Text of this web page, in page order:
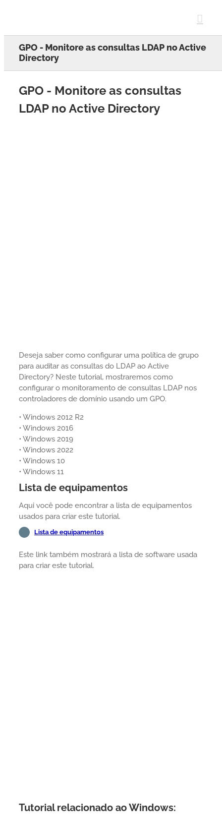
GPO - Monitore as consultas LDAP no Active
Directory
GPO - Monitore as consultas
LDAP no Active Directory
Deseja saber como configurar uma política de grupo
para auditar as consultas do LDAP ao Active
Directory? Neste tutorial, mostraremos como
configurar o monitoramento de consultas LDAP nos
controladores de domínio usando um GPO.
• Windows 2012 R2
• Windows 2016
• Windows 2019
• Windows 2022
• Windows 10
• Windows 11
Lista de equipamentos
Aqui você pode encontrar a lista de equipamentos
usados para criar este tutorial.
Lista de equipamentos
Este link também mostrará a lista de software usada
para criar este tutorial.
Tutorial relacionado ao Windows: